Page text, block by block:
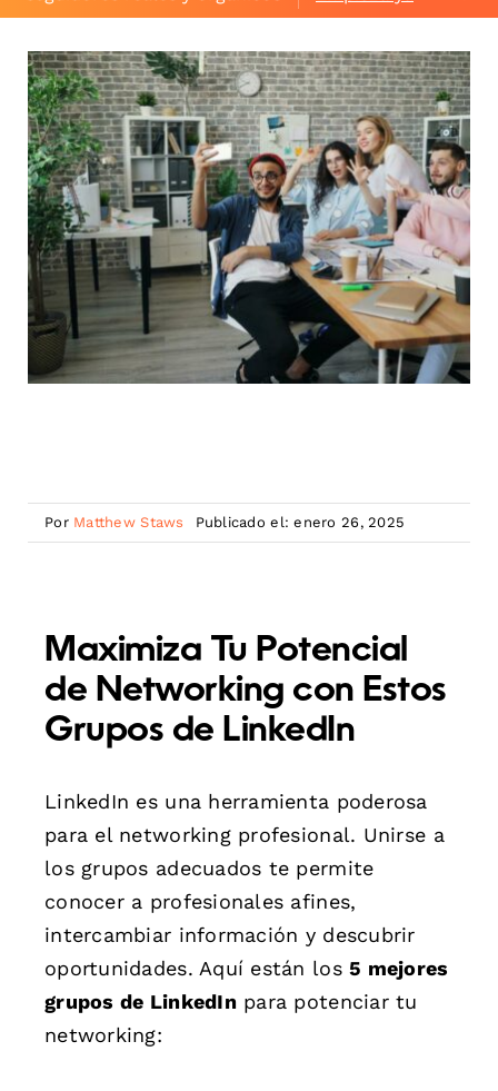
Por Matthew Staws Publicado el: enero 26, 2025
Maximiza Tu Potencial
de Networking con Estos
Grupos de LinkedIn
LinkedIn es una herramienta poderosa
para el networking profesional. Unirse a
los grupos adecuados te permite
conocer a profesionales afines,
intercambiar información y descubrir
oportunidades. Aquí están los5 mejores
grupos de LinkedInpara potenciar tu
networking: